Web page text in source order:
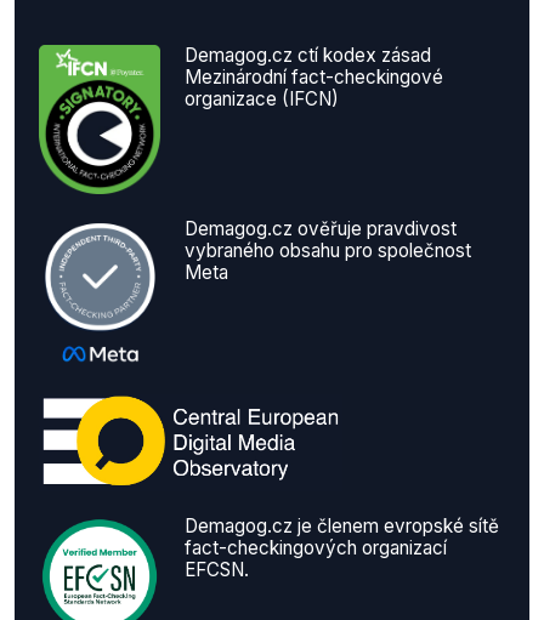
Demagog.cz ctí kodex zásad
Mezinárodní fact-checkingové
organizace (IFCN)
Demagog.cz ověřuje pravdivost
vybraného obsahu pro společnost
Meta
Demagog.cz je členem evropské sítě
fact-checkingových organizací
EFCSN.